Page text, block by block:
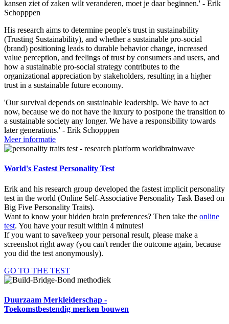
kansen ziet of zaken wilt veranderen, moet je daar beginnen.' - Erik
Schopppen
His research aims to determine people's trust in sustainability
(Trusting Sustainability), and whether a sustainable pro-social
(brand) positioning leads to durable behavior change, increased
value perception, and feelings of trust by consumers and users, and
how a sustainable pro-social strategy contributes to the
organizational appreciation by stakeholders, resulting in a higher
trust in a sustainable future economy.
'Our survival depends on sustainable leadership. We have to act
now, because we do not have the luxury to postpone the transition to
a sustainable society any longer. We have a responsibility towards
later generations.' - Erik Schopppen
Meer informatie
World's Fastest Personality Test
Erik and his research group developed the fastest implicit personality
test in the world (Online Self-Associative Personality Task Based on
Big Five Personality Traits).
Want to know your hidden brain preferences? Then take the online
test. You have your result within 4 minutes!
If you want to save/keep your personal result, please make a
screenshot right away (you can't render the outcome again, because
you did the test anonymously).
GO TO THE TEST
Duurzaam Merkleiderschap -
Toekomstbestendig merken bouwen